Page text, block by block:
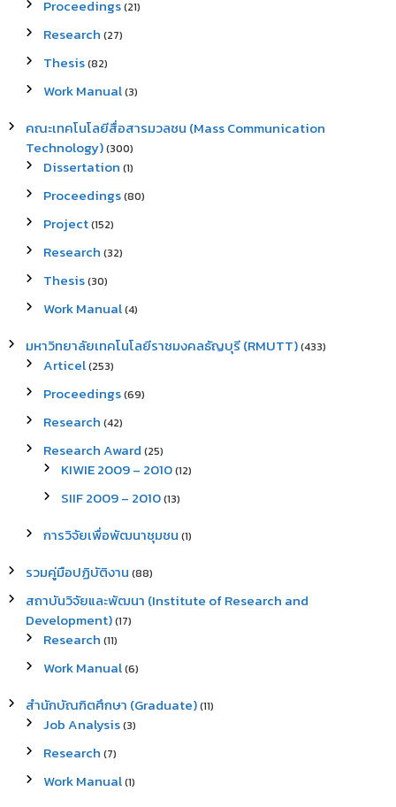
Proceedings(21)
Research (27)
Thesis(82)
Work Manual(3)
คณะเทคโนโลยีสื่อสารมวลชน (Mass Communication
Technology)(300)
Dissertation (1)
Proceedings(80)
Project(152)
Research (32)
Thesis(30)
Work Manual(4)
มหาวิทยาลัยเทคโนโลยีราชมงคลธัญบุรี (RMUTT)(433)
Articel(253)
Proceedings(69)
Research (42)
Research Award (25)
KIWIE 2009 – 2010(12)
SIIF 2009 – 2010(13)
การวิจัยเพื่อพัฒนาชุมชน (1)
รวมคู่มือปฏิบัติงาน (88)
สถาบันวิจัยและพัฒนา (Institute of Research and
Development)(17)
Research (11)
Work Manual(6)
สำนักบัณฑิตศึกษา (Graduate)(11)
Job Analysis(3)
Research (7)
Work Manual(1)